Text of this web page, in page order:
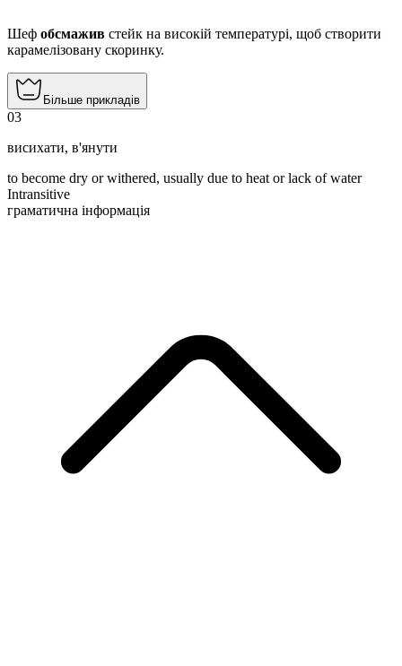
Шеф обсмажив стейк на високій температурі, щоб створити
карамелізовану скоринку.
Більше прикладів
03
висихати, в'янути
to become dry or withered, usually due to heat or lack of water
Intransitive
граматична інформація